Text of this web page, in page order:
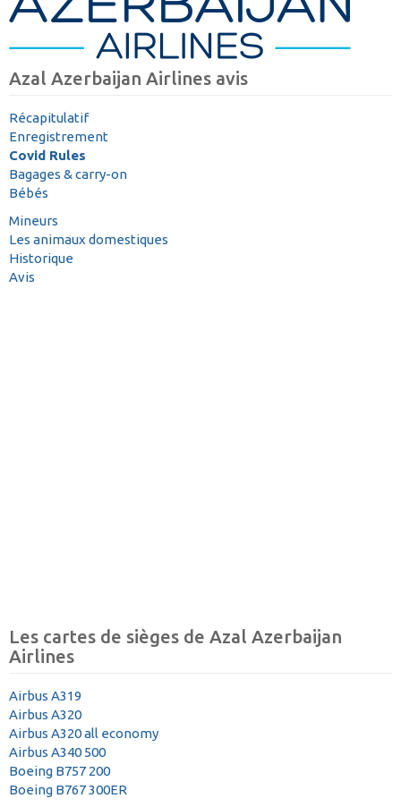
Azal Azerbaijan Airlines avis
Récapitulatif
Enregistrement
Covid Rules
Bagages & carry-on
Bébés
Mineurs
Les animaux domestiques
Historique
Avis
Les cartes de sièges de Azal Azerbaijan
Airlines
Airbus A319
Airbus A320
Airbus A320 all economy
Airbus A340 500
Boeing B757 200
Boeing B767 300ER